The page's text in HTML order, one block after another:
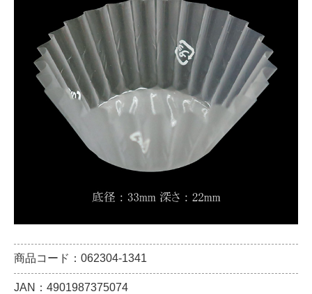
商品コード：062304-1341
JAN：4901987375074